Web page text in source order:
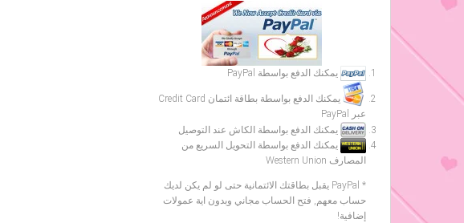
يمكنك الدفع بواسطة PayPal
يمكنك الدفع بواسطة بطاقة ائتمان Credit Card
عبر PayPal
يمكنك الدفع بواسطة الكاش عند التوصيل
يمكنك الدفع بواسطة التحويل السريع من
المصارف Western Union
* PayPal يقبل بطاقتك الائتمانية حتى لو لم يكن لديك
حساب معهم, فتح الحساب مجاني وبدون اية عمولات
إضافية!